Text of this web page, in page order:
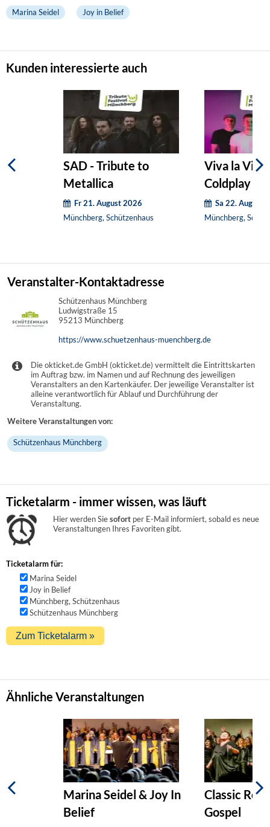
Marina Seidel Joy in Belief
Kunden interessierte auch
SAD - Tribute to
Metallica
Fr 21. August 2026
Münchberg, Schützenhaus
Viva la
Coldplay
Sa 22. August
Münchberg,
Veranstalter-Kontaktadresse
Schützenhaus Münchberg
Ludwigstraße 15
95213 Münchberg
https://www.schuetzenhaus-muenchberg.de
Die okticket.de GmbH (okticket.de) vermittelt die Eintrittskarten
im Auftrag bzw. im Namen und auf Rechnung des jeweiligen
Veranstalters an den Kartenkäufer. Der jeweilige Veranstalter ist
alleine verantwortlich für Ablauf und Durchführung der
Veranstaltung.
Weitere Veranstaltungen von:
Schützenhaus Münchberg
Ticketalarm - immer wissen, was läuft
Hier werden Siesofort per E-Mail informiert, sobald es neue
Veranstaltungen Ihres Favoriten gibt.
Ticketalarm für:
Marina Seidel
Joy in Belief
Münchberg, Schützenhaus
Schützenhaus Münchberg
Ähnliche Veranstaltungen
Marina Seidel & Joy In
Belief
Classic
Gospel